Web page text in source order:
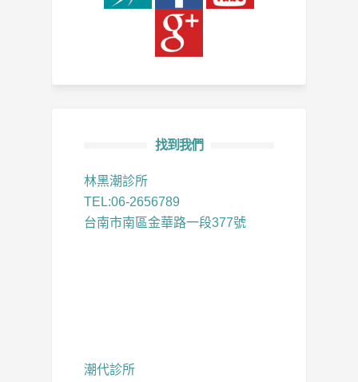
找到我們
林黑潮診所
TEL:06-2656789
台南市南區金華路一段377號
潮代診所